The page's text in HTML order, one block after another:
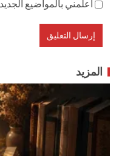
أعلمني بالمواضيع
المزيد